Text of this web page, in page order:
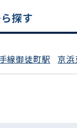
電話でお問い合わせ
探す
線御徒町駅 京